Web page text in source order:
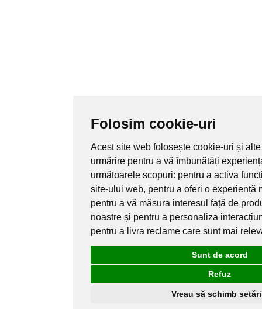
Folosim cookie-uri
Acest site web folosește cookie-uri și
urmărire pentru a vă îmbunătăți
următoarele scopuri: pentru a activa
site-ului web, pentru a oferi o experiență
pentru a vă măsura interesul față de
noastre și pentru a personaliza
pentru a livra reclame care sunt mai
Sunt de acord
Refuz
Vreau să schimb